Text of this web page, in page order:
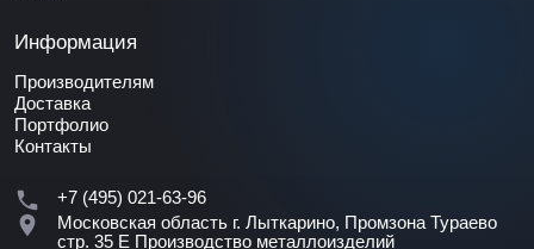
Информация
Производителям
Доставка
Портфолио
Контакты
+7 (495) 021-63-96
Московская область г. Лыткарино, Промзона Тураево
стр. 35 Е Производство металлоизделий